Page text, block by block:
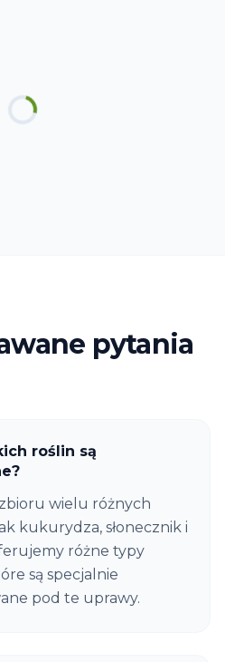
pytania
roślin są
wielu różnych
kukurydza, słonecznik i
różne typy
są specjalnie
pod te uprawy.